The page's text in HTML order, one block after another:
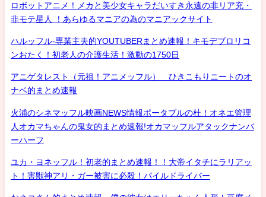
ロボットアニメ！メカと美少女キャラだいすき永遠の非リア充・
非モテ星人 ！あらゆるマニアの為のマニアックサイト
ハルッフル-専業主夫的YOUTUBERまとめ速報！キモデブロリコ
ンおたく！初老人の介護生活！激動の1750日
アニゲタレスト（元祖！アニメッフル） ひきこもりニートのオ
ナベ的まとめ速報
火浦のシネマッフル映画NEWS情報ポータブルの杜！オネエ管理
人オカマちゃんの鬼女的まとめ速報!オカマッフルアタックナンバ
ーハーフ
ユカ・ヨネッフル！初老的まとめ速報！！大帝イタチにラリアッ
ト！害獣神アリ・ガー被害に必殺！パイルドライバー